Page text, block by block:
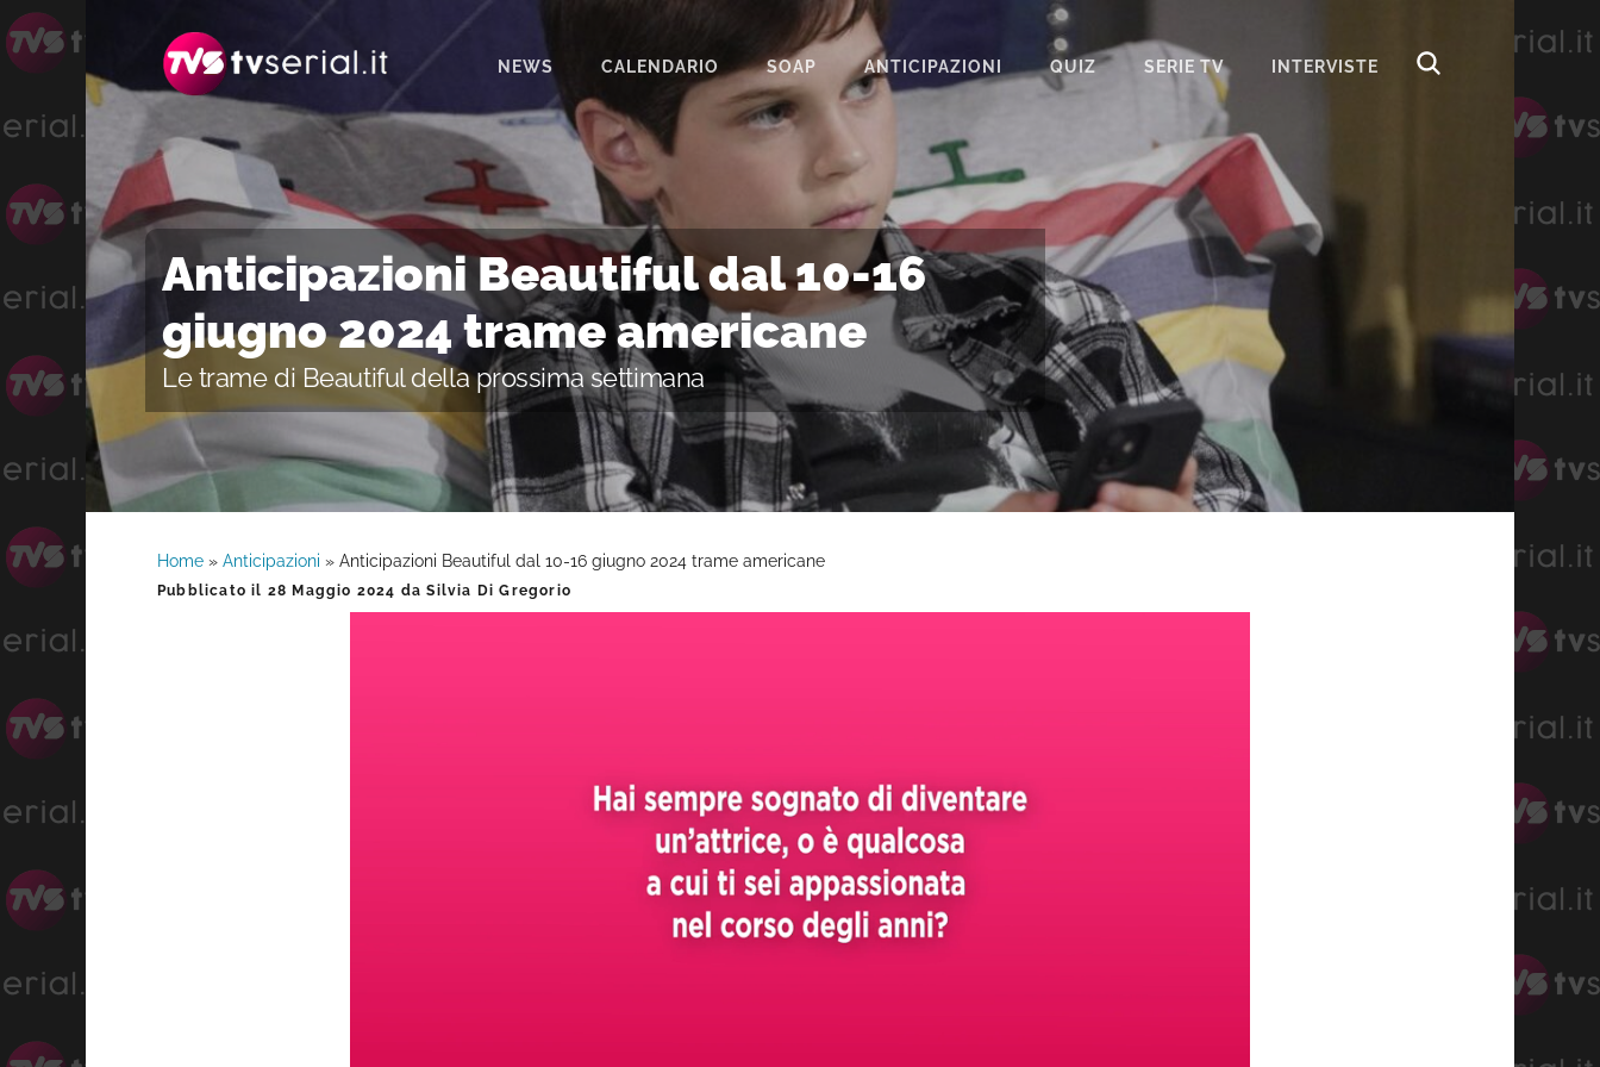
navigazione
primaria
contenuto
principale
barra
laterale
NEWS CALENDARIO SOAP
IL PARADISO DELLE SIGNORE
LA PROMESSA
SEGRETI DI FAMIGLIA
TEMPESTA D’AMORE
UN POSTO AL SOLE
ANTICIPAZIONI QUIZ SERIE TV INTERVISTE
Anticipazioni Beautiful dal 10-16
giugno 2024 trame americane
Le trame di Beautiful della prossima settimana
Home » Anticipazioni » Anticipazioni Beautiful dal 10-16 giugno 2024 trame americane
Pubblicato il 28 Maggio 2024 daSilvia Di Gregorio
Barra